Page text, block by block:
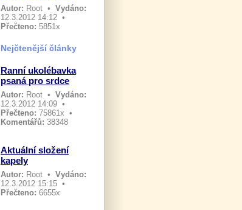
Autor: Root • Vydáno:
12.3.2012 14:12 •
Přečteno: 5851x
Nejčtenější články
Ranní ukolébavka
psaná pro srdce
Autor: Root • Vydáno:
12.3.2012 14:09 •
Přečteno: 75861x •
Komentářů: 38348
Aktuální složení
kapely
Autor: Root • Vydáno:
12.3.2012 15:15 •
Přečteno: 6655x